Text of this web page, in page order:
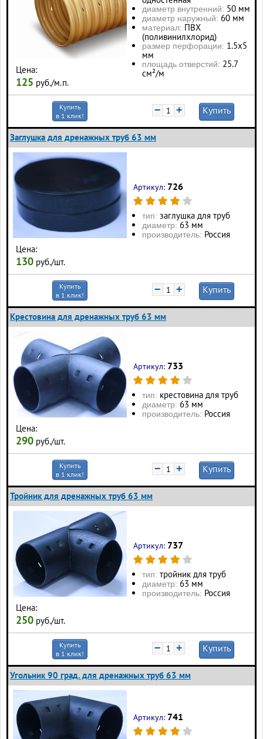
Цена:
125 руб./м.п.
диаметр внутренний: 50 мм
диаметр наружный: 60 мм
материал: ПВХ
(поливинилхлорид)
размер перфорации: 1.5х5
мм
площадь отверстий: 25.7
см²/м
Купить
в 1 клик!
− + Купить
Заглушка для дренажных труб 63 мм
Цена:
130 руб./шт.
Артикул: 726
тип: заглушка для труб
диаметр: 63 мм
производитель: Россия
Купить
в 1 клик!
− + Купить
Крестовина для дренажных труб 63 мм
Цена:
290 руб./шт.
Артикул: 733
тип: крестовина для труб
диаметр: 63 мм
производитель: Россия
Купить
в 1 клик!
− + Купить
Тройник для дренажных труб 63 мм
Цена:
250 руб./шт.
Артикул: 737
тип: тройник для труб
диаметр: 63 мм
производитель: Россия
Купить
в 1 клик!
− + Купить
Угольник 90 град. для дренажных труб 63 мм
Артикул: 741